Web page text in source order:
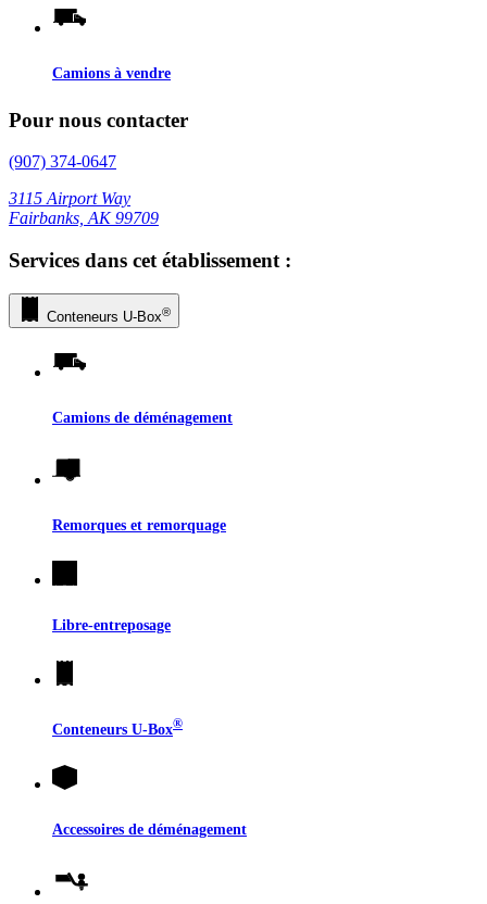
Camions à vendre
Pour nous contacter
(907) 374-0647
3115 Airport Way
Fairbanks, AK 99709
Services dans cet établissement :
Conteneurs U-Box®
Camions de déménagement
Remorques et remorquage
Libre-entreposage
Conteneurs U-Box®
Accessoires de déménagement